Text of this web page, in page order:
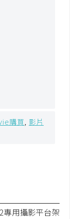
購買, 影片
專用攝影平台架